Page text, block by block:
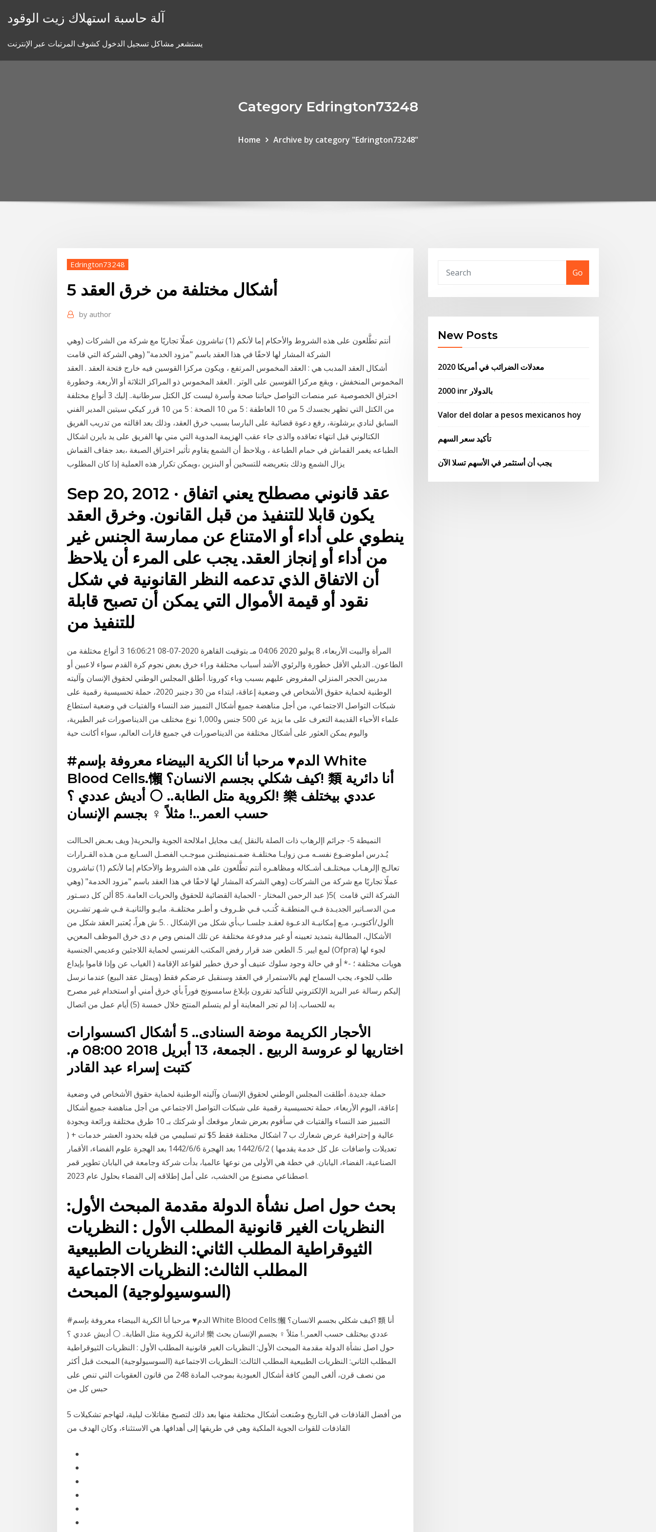
آلة حاسبة استهلاك زيت الوقود
يستشعر مشاكل تسجيل الدخول كشوف المرتبات عبر الإنترنت
Category Edrington73248
Home Archive by category "Edrington73248"
Edrington73248
5 أشكال مختلفة من خرق العقد
by author
أنتم تطَّلعون على هذه الشروط والأحكام إما لأنكم (1) تباشرون عملًا تجاريًا مع شركة من الشركات (وهي
أشكال العقد المدبب هي : العقد المخموس المرتفع ، ويكون مركزا القوسين فيه خارج فتحة العقد . العقد
المخموس المنخفش ، ويقع مركزا القوسين على الوتر . العقد المخموس ذو المراكز الثلاثة أو الأربعة. وخطورة
اختراق الخصوصية عبر منصات التواصل حياتنا صحة وأسرة ليست كل الكتل سرطانية.. إليك 3 أنواع مختلفة
من الكتل التي تظهر بجسدك 5 من 10 العاطفة : 5 من 10 الصحة : 5 من 10 قرر كيكي سيتين المدير الفني
السابق لنادي برشلونة، رفع دعوة قضائية على البارسا بسبب خرق العقد، وذلك بعد اقالته من تدريب الفريق
الكتالوني قبل انتهاء تعاقده والذى جاء عقب الهزيمة المدوية التي مني بها الفريق على يد بايرن اشكال
الطباعه يغمر القماش في حمام الطباعة ، ويلاحظ أن الشمع يقاوم تأثير اختراق الصبغة ،بعد جفاف القماش
يزال الشمع وذلك بتعريضه للتسخين أو البنزين ،ويمكن تكرار هذه العملية إذا كان المطلوب
Sep 20, 2012 · عقد قانوني مصطلح يعني اتفاق
يكون قابلا للتنفيذ من قبل القانون. وخرق العقد
ينطوي على أداء أو الامتناع عن ممارسة الجنس غير
من أداء أو إنجاز العقد. يجب على المرء أن يلاحظ
أن الاتفاق الذي تدعمه النظر القانونية في شكل
نقود أو قيمة الأموال التي يمكن أن تصبح قابلة
للتنفيذ من
المرأة والبيت الأربعاء، 8 يوليو 2020 04:06 مـ بتوقيت القاهرة 2020-07-08 16:06:21 3 أنواع مختلفة من
الطاعون.. الدبلي الأقل خطورة والرئوي الأشد أسباب مختلفة وراء خرق بعض نجوم كرة القدم سواء لاعبين أو
مدربين الحجر المنزلي المفروض عليهم بسبب وباء كورونا. أطلق المجلس الوطني لحقوق الإنسان وآليته
الوطنية لحماية حقوق الأشخاص في وضعية إعاقة، ابتداء من 30 دجنبر 2020، حملة تحسيسية رقمية على
شبكات التواصل الاجتماعي، من أجل مناهضة جميع أشكال التمييز ضد النساء والفتيات في وضعية استطاع
علماء الأحياء القديمة التعرف على ما يزيد عن 500 جنس و1,000 نوع مختلف من الديناصورات غير الطيرية،
واليوم يمكن العثور على أشكال مختلفة من الديناصورات في جميع قارات العالم، سواء أكانت حية
#الدم♥️ مرحبا أنا الكرية البيضاء معروفة بإسم White
Blood Cells.懶 كيف شكلي بجسم الانسان؟! 類 أنا دائرية
لكروية متل الطابة.. ⚪ أديش عددي ؟! 樂 عددي بيختلف
حسب العمر..! مثلاً ‍♀️ بجسم الإنسان
النميطة 5- جرائم اإلرهاب ذات الصلة بالنقل )يف مجايل املالحة الجوية والبحرية( ويف بعـض الحـاالت
يُـدرس املوضـوع نفسـه مـن زوايـا مختلفـة ضمـنمنيطتـن مبوجـب الفصـل السـابع مـن هـذه القـرارات
تعالـج اإلرهـاب مبختلـف أشـكاله ومظاهـره أنتم تطَّلعون على هذه الشروط والأحكام إما لأنكم (1) تباشرون
عملًا تجاريًا مع شركة من الشركات (وهي الشركة المشار لها لاحقًا في هذا العقد باسم "مزود الخدمة" (وهي
الشركة التي قامت )5( عبد الرحمن المختار - الحماية القضائية للحقوق والحريات العامة. 85 ألن كل دسـتور
مـن الدسـاتير الجديـدة فـي المنطقـة كُتـب فـي ظـروف و أطـر مختلفـة. مايـو والثانيـة فـي شـهر تشـرين
األول/أكتوبـر، مـع إمكانيـة الدعـوة لعقـد جلسـا بﺄي شكل من اﻹشكال . .5 ش هراً، يُعتبر العقد شكل من
اﻷشكال، المطالبة بتمديد تعيينه أو غير مدﻓوعة مختلفة عن تلك المنص وص م دى خرق الموظف المعنﻲ
لمع ايير. 5. الطعن ضد قرار رفض المكتب الفرنسي لحماية اللاجئين وعديمي الجنسية (Ofpra) لجوء لها
هويات مختلفة ؛ -* أو في حالة وجود سلوك عنيف أو خرق خطير لقواعد الإقامة ( الغياب عن وإذا قاموا بإيداع
طلب للجوء، يجب السماح لهم بالاستمرار في العقد وسنقبل عرضكم فقط (ويمثل عقد البيع) عندما نرسل
إليكم رسالة عبر البريد الإلكتروني للتأكيد تقرون بإبلاغ سامسونج فوراً بأي خرق أمني أو استخدام غير مصرح
به للحساب. إذا لم تجر المعاينة أو لم يتسلم المنتج خلال خمسة (5) أيام عمل من اتصال
الأحجار الكريمة موضة السنادى.. 5 أشكال اكسسوارات
اختاريها لو عروسة الربيع . الجمعة، 13 أبريل 2018 08:00 م.
كتبت إسراء عبد القادر
حملة جديدة. أطلقت المجلس الوطني لحقوق الإنسان وآليته الوطنية لحماية حقوق الأشخاص في وضعية
إعاقة، اليوم الأربعاء، حملة تحسيسية رقمية على شبكات التواصل الاجتماعي من أجل مناهضة جميع أشكال
التمييز ضد النساء والفتيات في سأقوم بعرض شعار موقعك أو شركتك بـ 10 طرق مختلفة ورائعة وبجودة
عالية و إحترافية عرض شعارك ب 7 اشكال مختلفة فقط 5$ تم تسليمي من قبله بحدود العشر خدمات + (
تعديلات واضافات عل كل خدمة يقدمها ) 2‏‏/6‏‏/1442 بعد الهجرة 6‏‏/6‏‏/1442 بعد الهجرة علوم الفضاء، الأقمار
الصناعية، الفضاء، اليابان. في خطة هي الأولى من نوعها عالميا، بدأت شركة وجامعة في اليابان تطوير قمر
اصطناعي مصنوع من الخشب، على أمل إطلاقه إلى الفضاء بحلول عام 2023.
بحث حول اصل نشأة الدولة مقدمة المبحث الأول:
النظريات الغير قانونية المطلب الأول : النظريات
الثيوقراطية المطلب الثاني: النظريات الطبيعية
المطلب الثالث: النظريات الاجتماعية
(السوسيولوجية) المبحث
#الدم♥️ مرحبا أنا الكرية البيضاء معروفة بإسم White Blood Cells.懶 كيف شكلي بجسم الانسان؟! 類 أنا
دائرية لكروية متل الطابة.. ⚪ أديش عددي ؟! 樂 عددي بيختلف حسب العمر..! مثلاً ‍♀️ بجسم الإنسان بحث
حول اصل نشأة الدولة مقدمة المبحث الأول: النظريات الغير قانونية المطلب الأول : النظريات الثيوقراطية
المطلب الثاني: النظريات الطبيعية المطلب الثالث: النظريات الاجتماعية (السوسيولوجية) المبحث قبل أكثر
من نصف قرن، ألغى اليمن كافة أشكال العبودية بموجب المادة 248 من قانون العقوبات التي تنص على
حبس كل من
5 من أفضل القاذفات في التاريخ وصُنعت أشكال مختلفة منها بعد ذلك لتصبح مقاتلات ليلية، لتهاجم تشكيلات
القاذفات للقوات الجوية الملكية وهي في طريقها إلى أهدافها. هي الاستثناء، وكان الهدف من
Go
New Posts
معدلات الضرائب في أمريكا 2020
2000 inr بالدولار
Valor del dolar a pesos mexicanos hoy
تأكيد سعر السهم
يجب أن أستثمر في الأسهم تسلا الآن